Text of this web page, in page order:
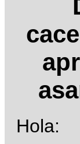
Hola: